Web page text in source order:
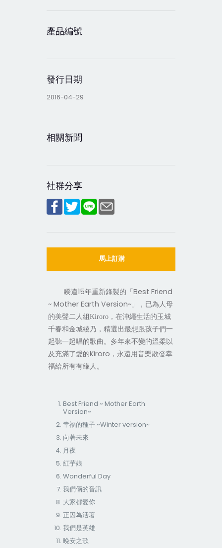
產品編號
發行日期
2016-04-29
相關新聞
社群分享
馬上訂購
睽違15年重新錄製的 「 Best Friend
~ Mother Earth Version~」，已為人母
的美聲二人組Kiroro，在沖繩生活的玉城
千春和金城綾乃，精選出最想跟孩子們一
起聽一起唱的歌曲。多年來不變的溫柔以
及充滿了愛的Kiroro，永遠用音樂散發幸
福給所有有緣人 。
Best Friend ~ Mother Earth
Version~
幸福的種子 ~Winter version~
向著未來
月夜
紅芋娘
Wonderful Day
我們倆的音訊
大家都愛你
正因為活著
我們是英雄
晚安之歌